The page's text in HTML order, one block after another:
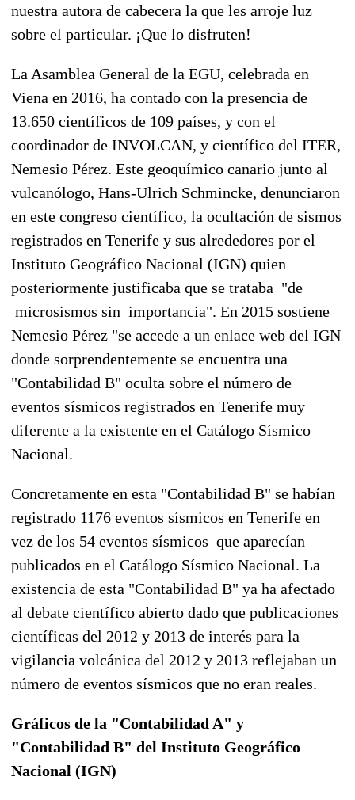
nuestra autora de cabecera la que les arroje luz
sobre el particular. ¡Que lo disfruten!
La Asamblea General de la EGU, celebrada en
Viena en 2016, ha contado con la presencia de
13.650 científicos de 109 países, y con el
coordinador de INVOLCAN, y científico del ITER,
Nemesio Pérez. Este geoquímico canario junto al
vulcanólogo, Hans-Ulrich Schmincke, denunciaron
en este congreso científico, la ocultación de sismos
registrados en Tenerife y sus alrededores por el
Instituto Geográfico Nacional (IGN) quien
posteriormente justificaba que se trataba "de
microsismos sin importancia". En 2015 sostiene
Nemesio Pérez "se accede a un enlace web del IGN
donde sorprendentemente se encuentra una
"Contabilidad B" oculta sobre el número de
eventos sísmicos registrados en Tenerife muy
diferente a la existente en el Catálogo Sísmico
Nacional.
Concretamente en esta "Contabilidad B" se habían
registrado 1176 eventos sísmicos en Tenerife en
vez de los 54 eventos sísmicos que aparecían
publicados en el Catálogo Sísmico Nacional. La
existencia de esta "Contabilidad B" ya ha afectado
al debate científico abierto dado que publicaciones
científicas del 2012 y 2013 de interés para la
vigilancia volcánica del 2012 y 2013 reflejaban un
número de eventos sísmicos que no eran reales.
Gráficos de la "Contabilidad A" y
"Contabilidad B" del Instituto Geográfico
Nacional (IGN)